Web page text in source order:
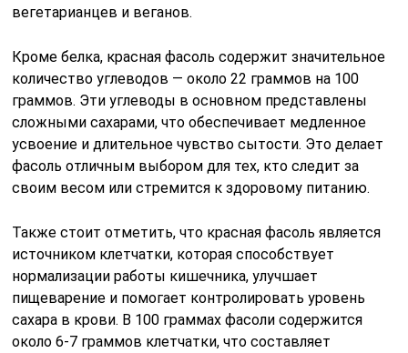
вегетарианцев и веганов.
Кроме белка, красная фасоль содержит значительное
количество углеводов — около 22 граммов на 100
граммов. Эти углеводы в основном представлены
сложными сахарами, что обеспечивает медленное
усвоение и длительное чувство сытости. Это делает
фасоль отличным выбором для тех, кто следит за
своим весом или стремится к здоровому питанию.
Также стоит отметить, что красная фасоль является
источником клетчатки, которая способствует
нормализации работы кишечника, улучшает
пищеварение и помогает контролировать уровень
сахара в крови. В 100 граммах фасоли содержится
около 6-7 граммов клетчатки, что составляет